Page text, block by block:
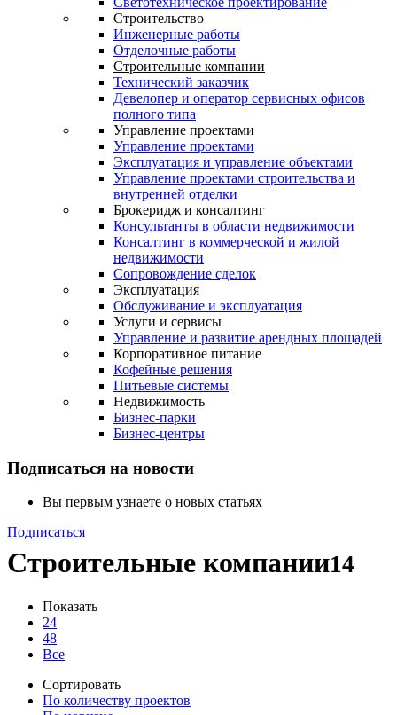
Строительство
Инженерные работы
Отделочные работы
Строительные компании
Технический заказчик
Девелопер и оператор сервисных офисов
полного типа
Управление проектами
Управление проектами
Эксплуатация и управление объектами
Управление проектами строительства и
внутренней отделки
Брокеридж и консалтинг
Консультанты в области недвижимости
Консалтинг в коммерческой и жилой
недвижимости
Сопровождение сделок
Эксплуатация
Обслуживание и эксплуатация
Услуги и сервисы
Управление и развитие арендных площадей
Корпоративное питание
Кофейные решения
Питьевые системы
Недвижимость
Бизнес-парки
Бизнес-центры
Подписаться на новости
Вы первым узнаете о новых статьях
Подписаться
Строительные компании14
Показать
24
48
Все
Сортировать
По количеству проектов